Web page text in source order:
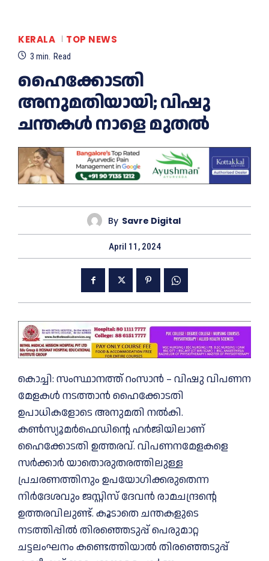
KERALA TOP NEWS
3 min. Read
ഹൈക്കോടതി
അനുമതിയായി; വിഷു
ചന്തകള്‍ നാളെ മുതല്‍
By Savre Digital
April 11, 2024
കൊച്ചി: സംസ്ഥാനത്ത് റംസാൻ – വിഷു വിപണന
മേളകൾ നടത്താൻ ഹെെക്കോടതി
ഉപാധികളോടെ അനുമതി നൽകി.
കൺസ്യൂമർഫെഡിന്റെ ഹർജിയിലാണ്
ഹെെക്കോടതി ഉത്തരവ്. വിപണനമേളകളെ
സർക്കാർ യാതൊരുതരത്തിലുള്ള
പ്രചരണത്തിനും ഉപയോഗിക്കരുതെന്ന
നിർദേശവും ജസ്റ്റിസ് ദേവൻ രാമചന്ദ്രന്റെ
ഉത്തരവിലുണ്ട്. കൂടാതെ ചന്തകളുടെ
നടത്തിപ്പിൽ തിരഞ്ഞെടുപ്പ് പെരുമാറ്റ
ചട്ടലംഘനം കണ്ടെത്തിയാൽ തിരഞ്ഞെടുപ്പ്